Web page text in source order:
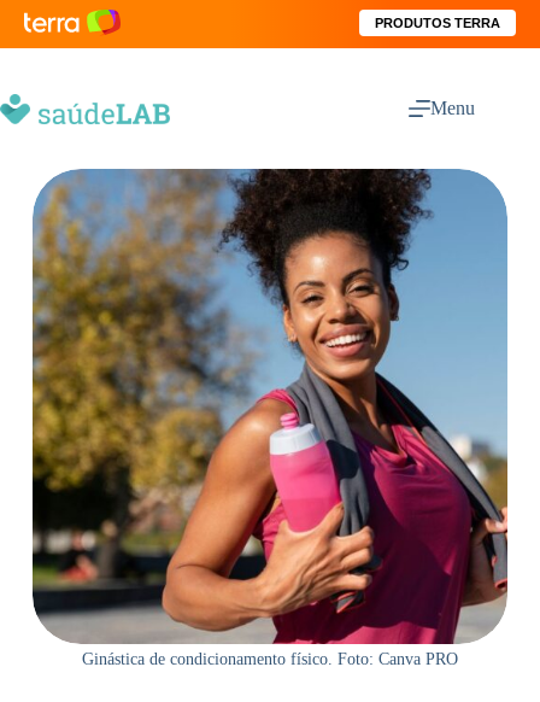
PRODUTOS TERRA
Menu
Ginástica de condicionamento físico. Foto: Canva PRO